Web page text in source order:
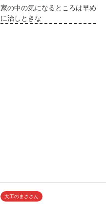
家の中の気になるところは早め
に治しときな
大工のまささん